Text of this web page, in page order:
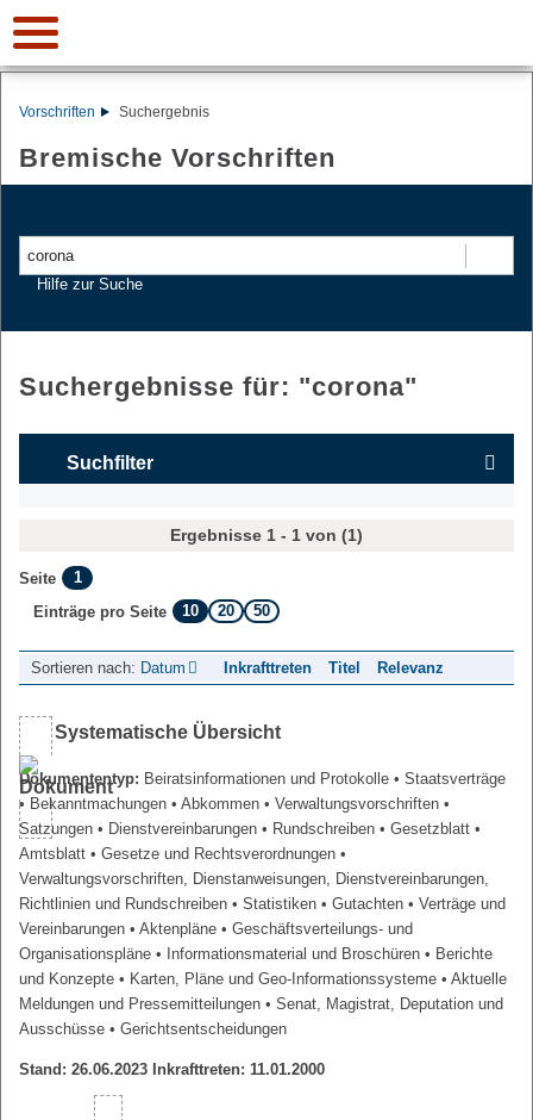
Vorschriften Suchergebnis
Bremische Vorschriften
Hilfe zur Suche
Suchergebnisse für: "corona"
Suchfilter
Ergebnisse 1 - 1 von (1)
Seite
1
Einträge pro Seite
10 20 50
Sortieren nach: Datum Inkrafttreten Titel Relevanz
Systematische Übersicht
Dokumententyp: Beiratsinformationen und Protokolle • Staatsverträge
• Bekanntmachungen • Abkommen • Verwaltungsvorschriften •
Satzungen • Dienstvereinbarungen • Rundschreiben • Gesetzblatt •
Amtsblatt • Gesetze und Rechtsverordnungen •
Verwaltungsvorschriften, Dienstanweisungen, Dienstvereinbarungen,
Richtlinien und Rundschreiben • Statistiken • Gutachten • Verträge und
Vereinbarungen • Aktenpläne • Geschäftsverteilungs- und
Organisationspläne • Informationsmaterial und Broschüren • Berichte
und Konzepte • Karten, Pläne und Geo-Informationssysteme • Aktuelle
Meldungen und Pressemitteilungen • Senat, Magistrat, Deputation und
Ausschüsse • Gerichtsentscheidungen
Stand: 26.06.2023 Inkrafttreten: 11.01.2000